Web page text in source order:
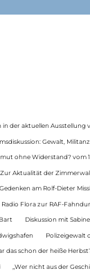
in der aktuellen
Gewalt,
ohne Widerstand? vom
Zur Aktualität der
am Rolf-Dieter
Flora zur RAF-
Diskussion mit
Polizeigewalt
das schon der heiße
„Wer nicht aus der